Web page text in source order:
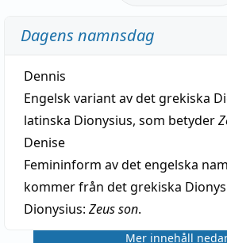
Dagens namnsdag
Dennis
Engelsk variant av det grekiska
latinska Dionysius, som betyder
Denise
Femininform av det engelska
kommer från det grekiska
Dionysius: Zeus son.
Mer innehåll